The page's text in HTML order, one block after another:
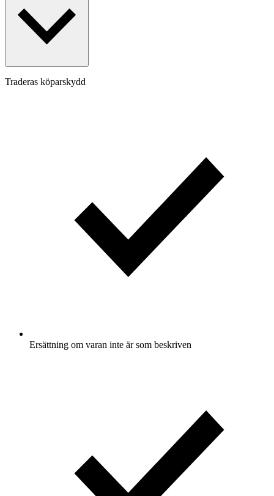
Traderas köparskydd
Ersättning om varan inte är som beskriven